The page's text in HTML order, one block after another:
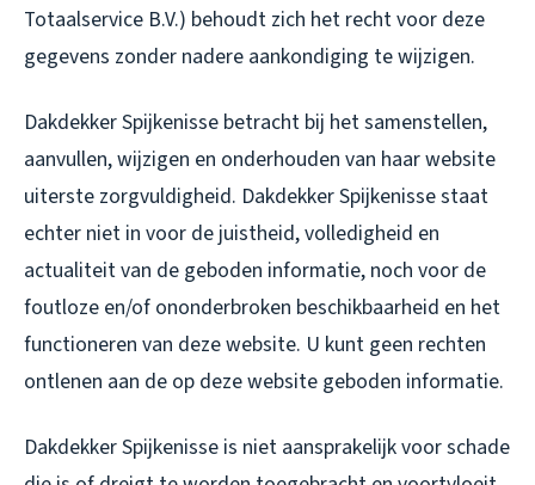
Totaalservice B.V.) behoudt zich het recht voor deze
gegevens zonder nadere aankondiging te wijzigen.
Dakdekker Spijkenisse betracht bij het samenstellen,
aanvullen, wijzigen en onderhouden van haar website
uiterste zorgvuldigheid. Dakdekker Spijkenisse staat
echter niet in voor de juistheid, volledigheid en
actualiteit van de geboden informatie, noch voor de
foutloze en/of ononderbroken beschikbaarheid en het
functioneren van deze website. U kunt geen rechten
ontlenen aan de op deze website geboden informatie.
Dakdekker Spijkenisse is niet aansprakelijk voor schade